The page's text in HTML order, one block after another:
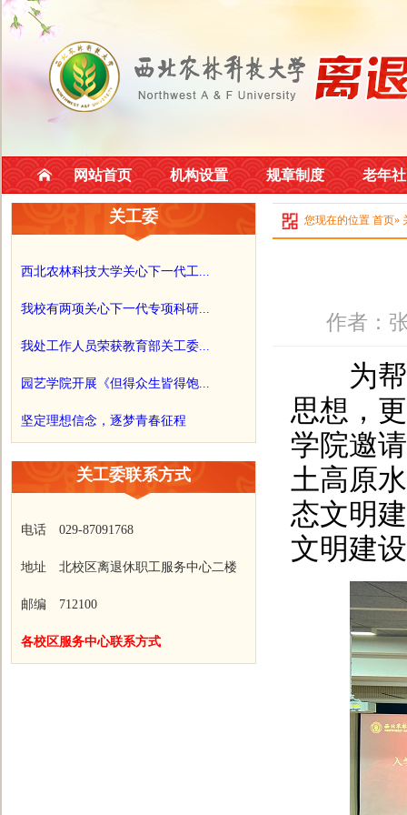
网站首页 机构设置 规章制度 老年
关工委
西北农林科技大学关心下一代工...
我校有两项关心下一代专项科研...
我处工作人员荣获教育部关工委...
园艺学院开展《但得众生皆得饱...
坚定理想信念，逐梦青春征程
关工委联系方式
电话 029-87091768
地址 北校区离退休职工服务中心二楼
邮编 712100
各校区服务中心联系方式
您现在的位置 首页»
作者：
为帮助
思想，
学院邀
土高原
态文明
文明建